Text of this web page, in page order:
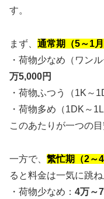
す。
まず、 通常期（5～1
・荷物少なめ（ワン
万5,000円
・荷物ふつう（1K～
・荷物多め（1DK～
このあたりが一つの目
一方で、 繁忙期（2～
ると料金は一気に跳ね
・荷物少なめ： 4万～